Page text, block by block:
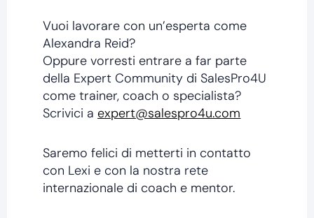
Vuoi lavorare con un’esperta come
Alexandra Reid?
Oppure vorresti entrare a far parte
della Expert Community di SalesPro4U
come trainer, coach o specialista?
Scrivici aexpert@salespro4u.com
Saremo felici di metterti in contatto
con Lexi e con la nostra rete
internazionale di coach e mentor.